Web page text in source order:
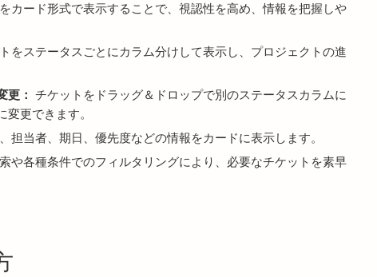
カード形式で表示することで、視認性を高め、情報を把握しや
をステータスごとにカラム分けして表示し、プロジェクトの進
更： チケットをドラッグ＆ドロップで別のステータスカラムに
更できます。
担当者、期日、優先度などの情報をカードに表示します。
や各種条件でのフィルタリングにより、必要なチケットを素早